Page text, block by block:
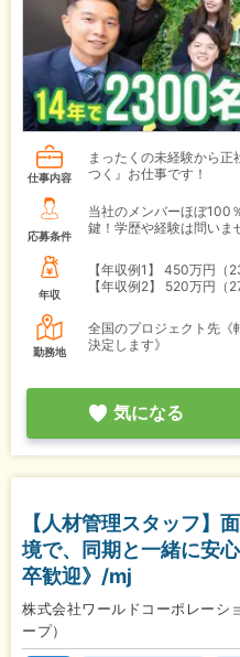
仕事内容
まったくの未経験から
つく』お仕事です！
応募条件
当社のメンバーほぼ100
鍵！学歴や経験は問いま
年収
【年収例1】
450万円（
【年収例2】
520万円（
勤務地
全国のプロジェクト先《
決定します》
気になる
【人材管理スタッフ】
境で、同期と一緒に安
卒歓迎》/mj
株式会社ワールドコーポレーシ
ープ）